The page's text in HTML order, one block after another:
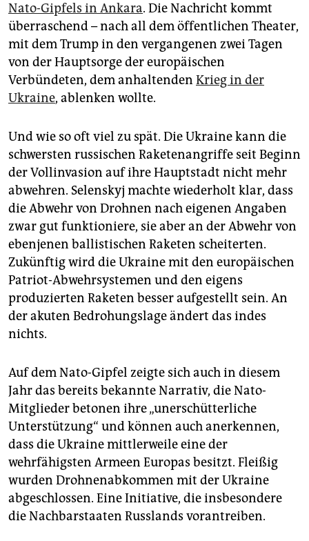
Nato-Gipfels in Ankara. Die Nachricht kommt
überraschend – nach all dem öffentlichen Theater,
mit dem Trump in den vergangenen zwei Tagen
von der Hauptsorge der europäischen
Verbündeten, dem anhaltenden Krieg in der
Ukraine, ablenken wollte.
Und wie so oft viel zu spät. Die Ukraine kann die
schwersten russischen Raketenangriffe seit Beginn
der Vollinvasion auf ihre Hauptstadt nicht mehr
abwehren. Selenskyj machte wiederholt klar, dass
die Abwehr von Drohnen nach eigenen Angaben
zwar gut funktioniere, sie aber an der Abwehr von
ebenjenen ballistischen Raketen scheiterten.
Zukünftig wird die Ukraine mit den europäischen
Patriot-Abwehrsystemen und den eigens
produzierten Raketen besser aufgestellt sein. An
der akuten Bedrohungslage ändert das indes
nichts.
Auf dem Nato-Gipfel zeigte sich auch in diesem
Jahr das bereits bekannte Narrativ, die Nato-
Mitglieder betonen ihre „unerschütterliche
Unterstützung“ und können auch anerkennen,
dass die Ukraine mittlerweile eine der
wehrfähigsten Armeen Europas besitzt. Fleißig
wurden Drohnenabkommen mit der Ukraine
abgeschlossen. Eine Initiative, die insbesondere
die Nachbarstaaten Russlands vorantreiben.